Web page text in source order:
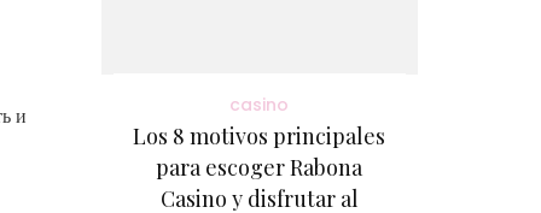
и
casino
Los 8 motivos principales
para escoger Rabona
Casino y disfrutar al